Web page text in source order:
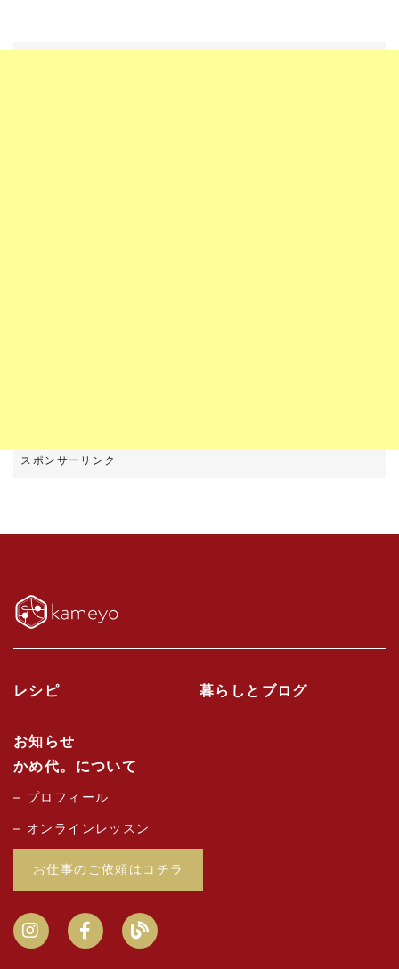
レシピ 暮らしとブログ
お知らせ
かめ代。について
プロフィール
オンラインレッスン
お仕事のご依頼はコチラ